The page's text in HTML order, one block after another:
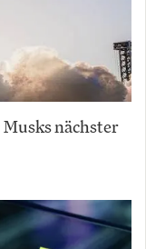
nächster